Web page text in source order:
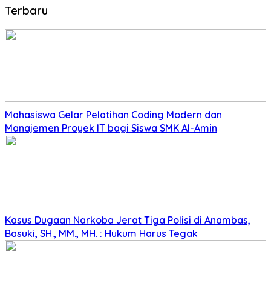
Terbaru
Mahasiswa Gelar Pelatihan Coding Modern dan
Manajemen Proyek IT bagi Siswa SMK Al-Amin
Kasus Dugaan Narkoba Jerat Tiga Polisi di Anambas,
Basuki, SH., MM., MH. : Hukum Harus Tegak